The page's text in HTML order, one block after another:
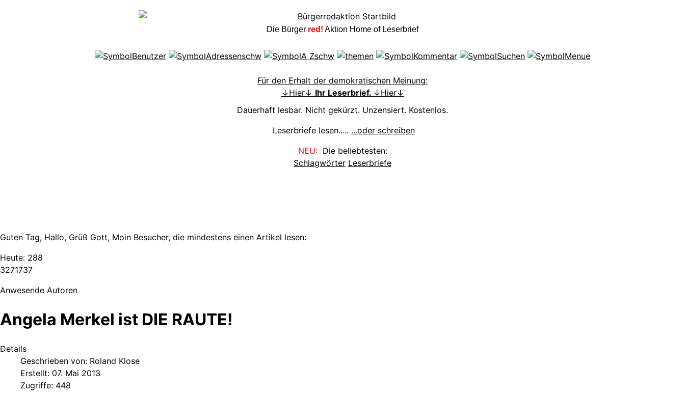
Die Bürger red! Aktion Home of Leserbrief
Für den Erhalt der demokratischen Meinung:
↓Hier↓ Ihr Leserbrief. ↓Hier↓
Dauerhaft lesbar. Nicht gekürzt. Unzensiert. Kostenlos.
Leserbriefe lesen..... ...oder schreiben
NEU:Die beliebtesten:
Schlagwörter Leserbriefe
Guten Tag, Hallo, Grüß Gott, Moin Besucher, die mindestens einen Artikel lesen:
Heute: 288
3271737
Anwesende Autoren
Angela Merkel ist DIE RAUTE!
Details
Geschrieben von: Roland Klose
Erstellt: 07. Mai 2013
Zugriffe: 448